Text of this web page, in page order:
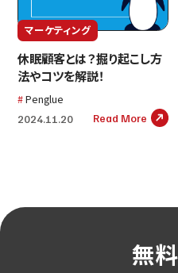
マーケティング
休眠顧客とは？掘り起こし方
法やコツを解説！
Penglue
2024.11.20 Read More
無